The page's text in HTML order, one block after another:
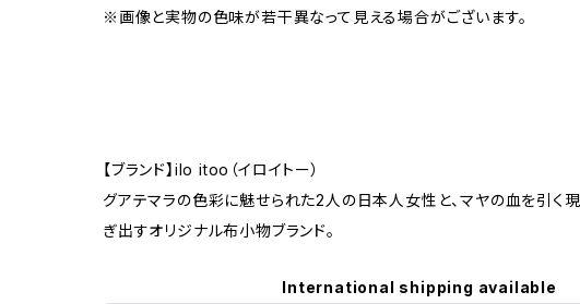
※画像と実物の色味が若干異なって見える場合がございます。
【ブランド】ilo itoo（イロイトー）
グアテマラの色彩に魅せられた2人の日本人女性と、マヤの血を引く
ぎ出すオリジナル布小物ブランド。
International shipping available